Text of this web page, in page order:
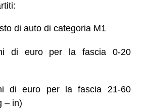
di auto di categoria M1
di euro per la fascia 0-20
di euro per la fascia 21-60
– in)